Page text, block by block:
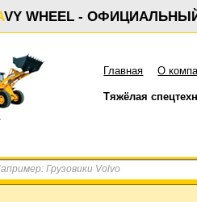
VY WHEEL -
Главная О
Тяжёлая